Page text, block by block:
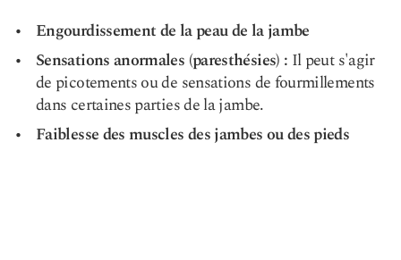
Engourdissement de la peau de la jambe
Sensations anormales (paresthésies) : Il peut s'agir
de picotements ou de sensations de fourmillements
dans certaines parties de la jambe.
Faiblesse des muscles des jambes ou des pieds